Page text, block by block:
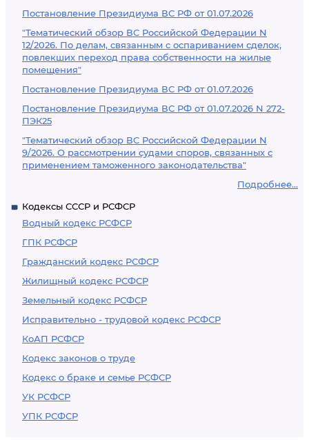
Постановление Президиума ВС РФ от 01.07.2026
"Тематический обзор ВС Российской Федерации N
12/2026. По делам, связанным с оспариванием сделок,
повлекших переход права собственности на жилые
помещения"
Постановление Президиума ВС РФ от 01.07.2026
Постановление Президиума ВС РФ от 01.07.2026 N 272-
ПЭК25
"Тематический обзор ВС Российской Федерации N
9/2026. О рассмотрении судами споров, связанных с
применением таможенного законодательства"
Подробнее...
Кодексы СССР и РСФСР
Водный кодекс РСФСР
ГПК РСФСР
Гражданский кодекс РСФСР
Жилищный кодекс РСФСР
Земельный кодекс РСФСР
Исправительно - трудовой кодекс РСФСР
КоАП РСФСР
Кодекс законов о труде
Кодекс о браке и семье РСФСР
УК РСФСР
УПК РСФСР